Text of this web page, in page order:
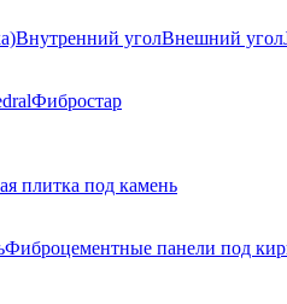
Внутренний уголВнешний угол
Фибростар
плитка под камень
Фиброцементные панели под